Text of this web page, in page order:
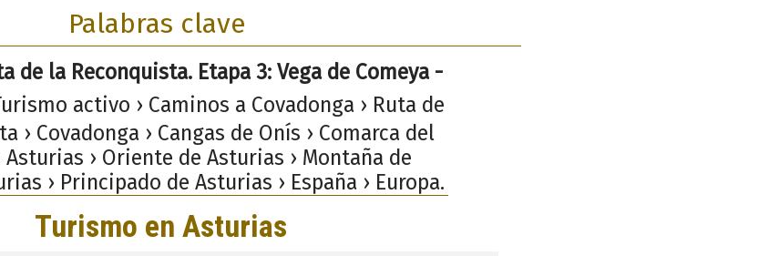
Palabras clave
de la Reconquista. Etapa 3: Vega de Comeya -
activo › Caminos a Covadonga › Ruta de
› Covadonga › Cangas de Onís › Comarca del
› Oriente de Asturias › Montaña de
› Principado de Asturias › España › Europa.